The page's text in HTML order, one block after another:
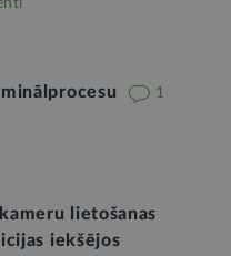
1
lietošanas
iekšējos